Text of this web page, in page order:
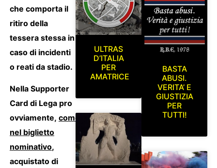
che comporta il
ritiro della
tessera stessa in
caso di incidenti
o reati da stadio.
Nella Supporter
Card di Lega pro
ovviamente, come
nel biglietto
nominativo,
acquistato di
ULTRAS
D’ITALIA
PER
AMATRICE
BASTA
ABUSI.
VERITA’ E
GIUSTIZIA
PER
TUTTI!